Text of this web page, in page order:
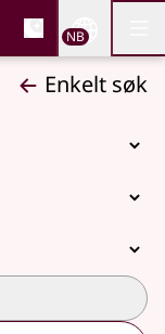
og
NB
Enkelt søk